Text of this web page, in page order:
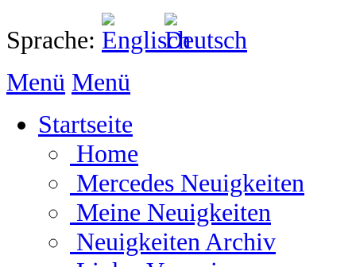
Sprache:
Menü Menü
Startseite
Home
Mercedes Neuigkeiten
Meine Neuigkeiten
Neuigkeiten Archiv